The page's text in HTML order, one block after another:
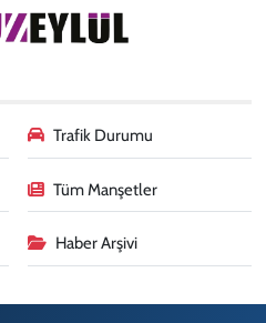
Trafik Durumu
Tüm Manşetler
Haber Arşivi